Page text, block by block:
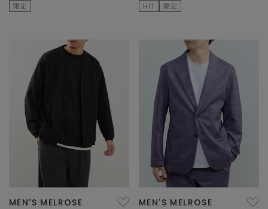
限定 HIT 限定
MEN'S MELROSE MEN'S MELROSE